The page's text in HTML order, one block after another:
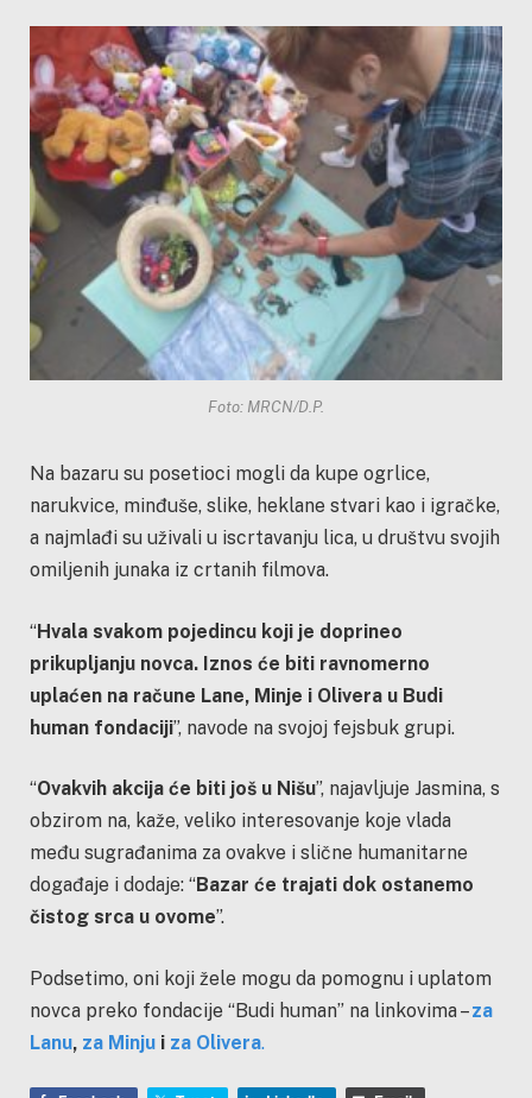
Foto: MRCN/D.P.
Na bazaru su posetioci mogli da kupe ogrlice,
narukvice, minđuše, slike, heklane stvari kao i igračke,
a najmlađi su uživali u iscrtavanju lica, u društvu svojih
omiljenih junaka iz crtanih filmova.
“Hvala svakom pojedincu koji je doprineo
prikupljanju novca. Iznos će biti ravnomerno
uplaćen na račune Lane, Minje i Olivera u Budi
human fondaciji”, navode na svojoj fejsbuk grupi.
“Ovakvih akcija će biti još u Nišu”, najavljuje Jasmina, s
obzirom na, kaže, veliko interesovanje koje vlada
među sugrađanima za ovakve i slične humanitarne
događaje i dodaje: “Bazar će trajati dok ostanemo
čistog srca u ovome”.
Podsetimo, oni koji žele mogu da pomognu i uplatom
novca preko fondacije “Budi human” na linkovima –za
Lanu, za Minju i za Olivera.